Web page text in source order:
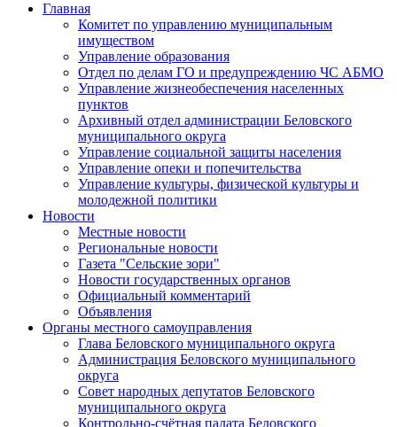
Главная
Комитет по управлению муниципальным
имуществом
Управление образования
Отдел по делам ГО и предупреждению ЧС АБМО
Управление жизнеобеспечения населенных
пунктов
Архивный отдел администрации Беловского
муниципального округа
Управление социальной защиты населения
Управление опеки и попечительства
Управление культуры, физической культуры и
молодежной политики
Новости
Местные новости
Региональные новости
Газета "Сельские зори"
Новости государственных органов
Официальный комментарий
Объявления
Органы местного самоуправления
Глава Беловского муниципального округа
Администрация Беловского муниципального
округа
Совет народных депутатов Беловского
муниципального округа
Контрольно-счётная палата Беловского